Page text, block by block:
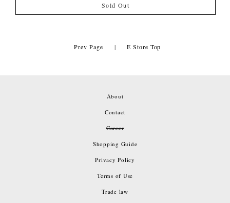
Sold Out
Prev Page | E Store Top
About
Contact
Career
Shopping Guide
Privacy Policy
Terms of Use
Trade law